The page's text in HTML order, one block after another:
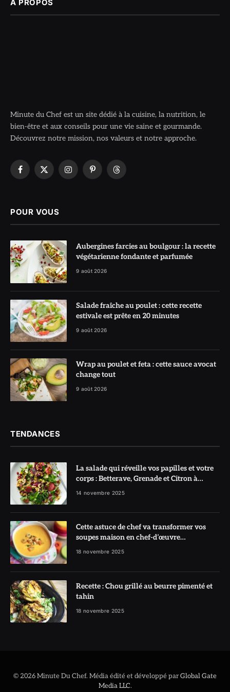
À PROPOS
Minute du Chef est un site dédié à la cuisine, la nutrition, le
bien-être et aux conseils pour une vie saine et gourmande.
Découvrez notre mission, nos valeurs et notre approche.
Facebook
X
InstagramPinterestThreads
POUR VOUS
Aubergines farcies au boulgour : la recette
végétarienne fondante et parfumée
9 août 2026
Salade fraîche au poulet : cette recette
estivale est prête en 20 minutes
9 août 2026
Wrap au poulet et feta : cette sauce avocat
change tout
9 août 2026
TENDANCES
La salade qui réveille vos papilles et votre
corps : Betterave, Grenade et Citron à
l’honneur
14 novembre 2025
Cette astuce de chef va transformer vos
soupes maison en chef-d’œuvre
réconfortant
18 novembre 2025
Recette : Chou grillé au beurre pimenté et
tahin
18 novembre 2025
© 2026 Minute Du Chef. Média édité et développé parGlobal Gate
Media LLC.